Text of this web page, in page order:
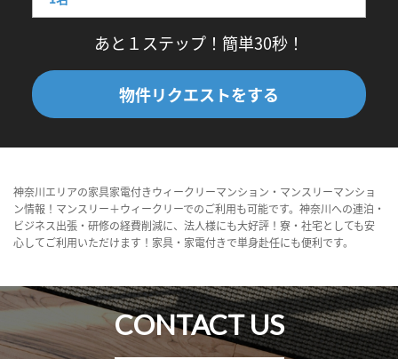
あと１ステップ！簡単30秒！
物件リクエストをする
神奈川エリアの家具家電付きウィークリーマンション・マンスリーマンショ
ン情報！マンスリー＋ウィークリーでのご利用も可能です。神奈川への連泊・
ビジネス出張・研修の経費削減に、法人様にも大好評！寮・社宅としても安
心してご利用いただけます！家具・家電付きで単身赴任にも便利です。
CONTACT US